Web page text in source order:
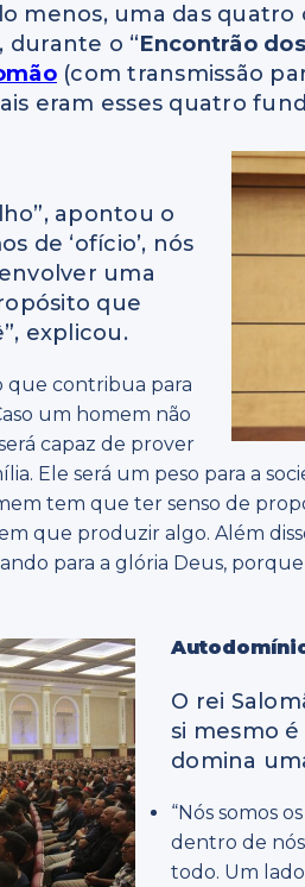
menos, uma das quatro
durante o “Encontrão
(com transmissão
eram esses quatro
apontou o
de ‘ofício’, nós
uma
que
explicou.
que contribua para
um homem não
capaz de prover
Ele será um peso para a
tem que ter senso de
que produzir algo. Além
para a glória Deus,
O rei
si mesmo
domina
“Nós somos
dentro de nós
todo. Um